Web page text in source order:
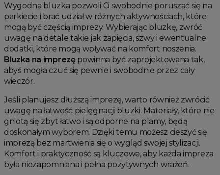
Wygodna bluzka pozwoli Ci swobodnie poruszać się na
parkiecie i brać udział w różnych aktywnościach, które
mogą być częścią imprezy. Wybierając bluzkę, zwróć
uwagę na detale takie jak zapięcia, szwy i ewentualne
dodatki, które mogą wpływać na komfort noszenia.
Bluzka na imprezępowinna być zaprojektowana tak,
abyś mogła czuć się pewnie i swobodnie przez cały
wieczór.
Jeśli planujesz dłuższą imprezę, warto również zwrócić
uwagę na łatwość pielęgnacji bluzki. Materiały, które nie
gniotą się zbyt łatwo i są odporne na plamy, będą
doskonałym wyborem. Dzięki temu możesz cieszyć się
imprezą bez martwienia się o wygląd swojej stylizacji.
Komfort i praktyczność są kluczowe, aby każda impreza
była niezapomniana i pełna pozytywnych wrażeń.